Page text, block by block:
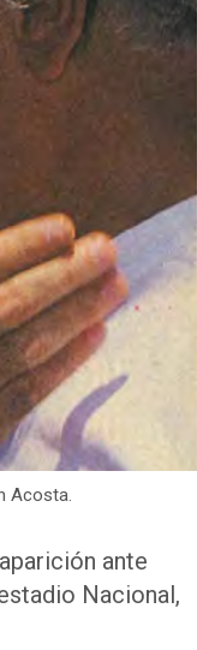
Acosta.
ante
Nacional,